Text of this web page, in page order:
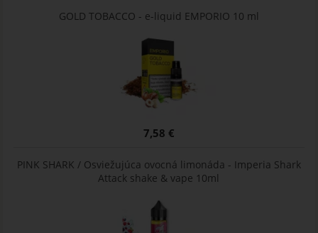
GOLD TOBACCO - e-liquid EMPORIO 10 ml
7,58 €
PINK SHARK / Osviežujúca ovocná limonáda - Imperia Shark
Attack shake & vape 10ml